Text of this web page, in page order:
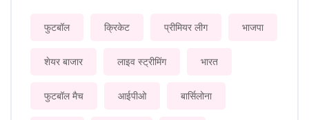
फुटबॉल क्रिकेट प्रीमियर लीग भाजपा
शेयर बाजार लाइव स्ट्रीमिंग भारत
फुटबॉल मैच आईपीओ बार्सिलोना